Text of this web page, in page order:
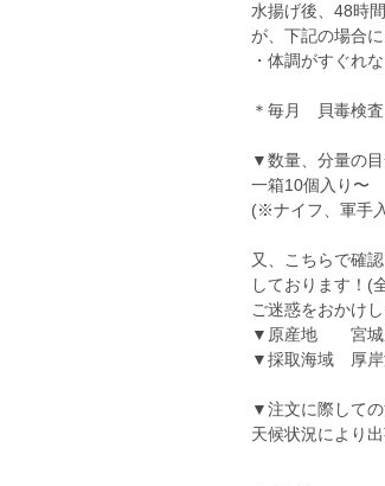
水揚げ後、48時
が、下記の場合
・体調がすぐれ
＊毎月 貝毒検査
▼数量、分量の
一箱10個入り〜
(※ナイフ、軍手
又、こちらで確
しております！(
ご迷惑をおかけ
▼原産地 宮城
▼採取海域 厚岸
▼注文に際しての
天候状況により